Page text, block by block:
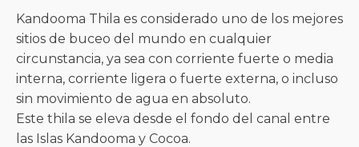
Kandooma Thila es considerado uno de los mejores
sitios de buceo del mundo en cualquier
circunstancia, ya sea con corriente fuerte o media
interna, corriente ligera o fuerte externa, o incluso
sin movimiento de agua en absoluto.
Este thila se eleva desde el fondo del canal entre
las Islas Kandooma y Cocoa.